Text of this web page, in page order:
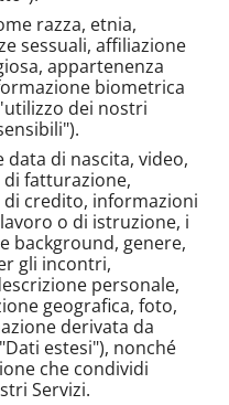
razza, etnia,
sessuali, affiliazione
appartenenza
biometrica
dei nostri
di nascita, video,
fatturazione,
credito, informazioni
o di istruzione, i
background, genere,
gli incontri,
personale,
geografica, foto,
derivata da
estesi"), nonché
che condividi
Servizi.